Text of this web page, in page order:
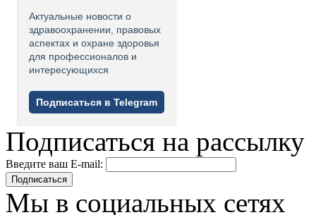
Актуальные новости о
здравоохранении, правовых
аспектах и охране здоровья
для профессионалов и
интересующихся
Подписаться в Telegram
Подписаться на рассылку
Введите ваш E-mail:
Подписаться
Мы в социальных сетях